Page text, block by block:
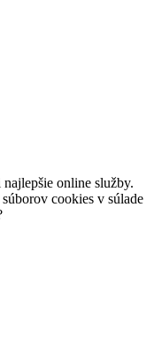
online služby.
cookies v súlade